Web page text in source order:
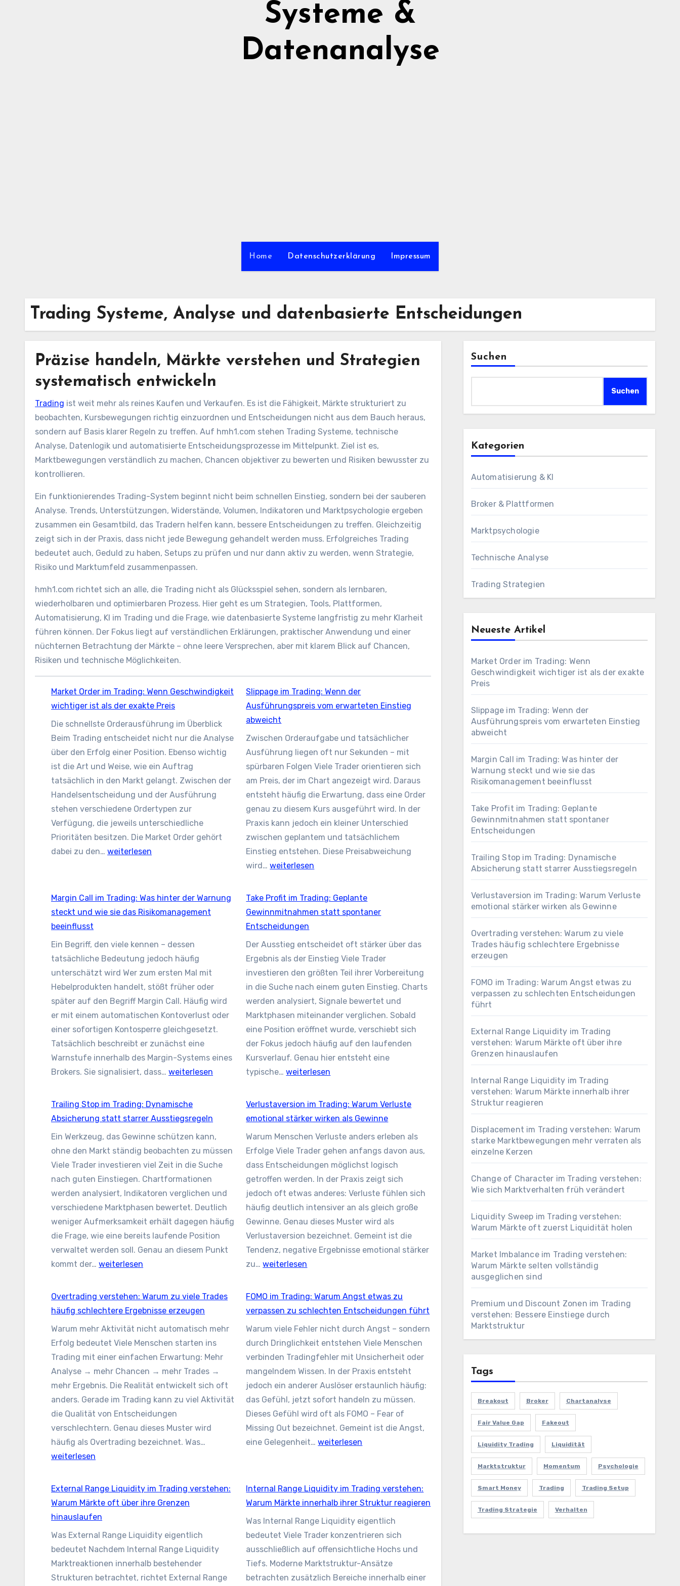
Systeme &
Datenanalyse
Home Datenschutzerklärung Impressum
Trading Systeme, Analyse und datenbasierte Entscheidungen
Präzise handeln, Märkte verstehen und Strategien
systematisch entwickeln
Trading ist weit mehr als reines Kaufen und Verkaufen. Es ist die Fähigkeit, Märkte strukturiert zu
beobachten, Kursbewegungen richtig einzuordnen und Entscheidungen nicht aus dem Bauch heraus,
sondern auf Basis klarer Regeln zu treffen. Auf hmh1.com stehen Trading Systeme, technische
Analyse, Datenlogik und automatisierte Entscheidungsprozesse im Mittelpunkt. Ziel ist es,
Marktbewegungen verständlich zu machen, Chancen objektiver zu bewerten und Risiken bewusster zu
kontrollieren.
Ein funktionierendes Trading-System beginnt nicht beim schnellen Einstieg, sondern bei der sauberen
Analyse. Trends, Unterstützungen, Widerstände, Volumen, Indikatoren und Marktpsychologie ergeben
zusammen ein Gesamtbild, das Tradern helfen kann, bessere Entscheidungen zu treffen. Gleichzeitig
zeigt sich in der Praxis, dass nicht jede Bewegung gehandelt werden muss. Erfolgreiches Trading
bedeutet auch, Geduld zu haben, Setups zu prüfen und nur dann aktiv zu werden, wenn Strategie,
Risiko und Marktumfeld zusammenpassen.
hmh1.com richtet sich an alle, die Trading nicht als Glücksspiel sehen, sondern als lernbaren,
wiederholbaren und optimierbaren Prozess. Hier geht es um Strategien, Tools, Plattformen,
Automatisierung, KI im Trading und die Frage, wie datenbasierte Systeme langfristig zu mehr Klarheit
führen können. Der Fokus liegt auf verständlichen Erklärungen, praktischer Anwendung und einer
nüchternen Betrachtung der Märkte – ohne leere Versprechen, aber mit klarem Blick auf Chancen,
Risiken und technische Möglichkeiten.
Market Order im Trading: Wenn Geschwindigkeit
wichtiger ist als der exakte Preis
Die schnellste Orderausführung im Überblick
Beim Trading entscheidet nicht nur die Analyse
über den Erfolg einer Position. Ebenso wichtig
ist die Art und Weise, wie ein Auftrag
tatsächlich in den Markt gelangt. Zwischen der
Handelsentscheidung und der Ausführung
stehen verschiedene Ordertypen zur
Verfügung, die jeweils unterschiedliche
Prioritäten besitzen. Die Market Order gehört
dabei zu den… Market
Trading:
Wenn
ist
als
der
exakte
Preis
weiterlesen
Slippage im Trading: Wenn der
Ausführungspreis vom erwarteten Einstieg
abweicht
Zwischen Orderaufgabe und tatsächlicher
Ausführung liegen oft nur Sekunden – mit
spürbaren Folgen Viele Trader orientieren sich
am Preis, der im Chart angezeigt wird. Daraus
entsteht häufig die Erwartung, dass eine Order
genau zu diesem Kurs ausgeführt wird. In der
Praxis kann jedoch ein kleiner Unterschied
zwischen geplantem und tatsächlichem
Einstieg entstehen. Diese Preisabweichung
wird…Slippage
Trading:
Wenn
der
vom
erwarteten
Einstieg
abweicht
weiterlesen
Margin Call im Trading: Was hinter der Warnung
steckt und wie sie das Risikomanagement
beeinflusst
Ein Begriff, den viele kennen – dessen
tatsächliche Bedeutung jedoch häufig
unterschätzt wird Wer zum ersten Mal mit
Hebelprodukten handelt, stößt früher oder
später auf den Begriff Margin Call. Häufig wird
er mit einem automatischen Kontoverlust oder
einer sofortigen Kontosperre gleichgesetzt.
Tatsächlich beschreibt er zunächst eine
Warnstufe innerhalb des Margin-Systems eines
Brokers. Sie signalisiert, dass… Margin
im
Trading:
hinter
der
Warnung
steckt
und
wie
sie
das
Risikomanagement
weiterlesen
Take Profit im Trading: Geplante
Gewinnmitnahmen statt spontaner
Entscheidungen
Der Ausstieg entscheidet oft stärker über das
Ergebnis als der Einstieg Viele Trader
investieren den größten Teil ihrer Vorbereitung
in die Suche nach einem guten Einstieg. Charts
werden analysiert, Signale bewertet und
Marktphasen miteinander verglichen. Sobald
eine Position eröffnet wurde, verschiebt sich
der Fokus jedoch häufig auf den laufenden
Kursverlauf. Genau hier entsteht eine
typische…Take
im
Trading:
Gewinnmitnahmen
statt
spontaner
Entscheidungen
weiterlesen
Trailing Stop im Trading: Dynamische
Absicherung statt starrer Ausstiegsregeln
Ein Werkzeug, das Gewinne schützen kann,
ohne den Markt ständig beobachten zu müssen
Viele Trader investieren viel Zeit in die Suche
nach guten Einstiegen. Chartformationen
werden analysiert, Indikatoren verglichen und
verschiedene Marktphasen bewertet. Deutlich
weniger Aufmerksamkeit erhält dagegen häufig
die Frage, wie eine bereits laufende Position
verwaltet werden soll. Genau an diesem Punkt
kommt der… Trailing
Trading:
Absicherung
statt
starrer
Ausstiegsregeln
weiterlesen
Verlustaversion im Trading: Warum Verluste
emotional stärker wirken als Gewinne
Warum Menschen Verluste anders erleben als
Erfolge Viele Trader gehen anfangs davon aus,
dass Entscheidungen möglichst logisch
getroffen werden. In der Praxis zeigt sich
jedoch oft etwas anderes: Verluste fühlen sich
häufig deutlich intensiver an als gleich große
Gewinne. Genau dieses Muster wird als
Verlustaversion bezeichnet. Gemeint ist die
Tendenz, negative Ergebnisse emotional stärker
zu…Verlustaversion
Trading:
emotional
stärker
wirken
als
Gewinne
weiterlesen
Overtrading verstehen: Warum zu viele Trades
häufig schlechtere Ergebnisse erzeugen
Warum mehr Aktivität nicht automatisch mehr
Erfolg bedeutet Viele Menschen starten ins
Trading mit einer einfachen Erwartung: Mehr
Analyse → mehr Chancen → mehr Trades →
mehr Ergebnis. Die Realität entwickelt sich oft
anders. Gerade im Trading kann zu viel Aktivität
die Qualität von Entscheidungen
verschlechtern. Genau dieses Muster wird
häufig als Overtrading bezeichnet. Was…
Overtrading
zu
schlechtere
Ergebnisse
weiterlesen
FOMO im Trading: Warum Angst etwas zu
verpassen zu schlechten Entscheidungen führt
Warum viele Fehler nicht durch Angst – sondern
durch Dringlichkeit entstehen Viele Menschen
verbinden Tradingfehler mit Unsicherheit oder
mangelndem Wissen. In der Praxis entsteht
jedoch ein anderer Auslöser erstaunlich häufig:
das Gefühl, jetzt sofort handeln zu müssen.
Dieses Gefühl wird oft als FOMO – Fear of
Missing Out bezeichnet. Gemeint ist die Angst,
eine Gelegenheit…FOMO
Warum
Angst
zu
verpassen
zu
schlechten
Entscheidungen
weiterlesen
External Range Liquidity im Trading verstehen:
Warum Märkte oft über ihre Grenzen
hinauslaufen
Was External Range Liquidity eigentlich
bedeutet Nachdem Internal Range Liquidity
Marktreaktionen innerhalb bestehender
Strukturen betrachtet, richtet External Range
Internal Range Liquidity im Trading verstehen:
Warum Märkte innerhalb ihrer Struktur reagieren
Was Internal Range Liquidity eigentlich
bedeutet Viele Trader konzentrieren sich
ausschließlich auf offensichtliche Hochs und
Tiefs. Moderne Marktstruktur-Ansätze
betrachten zusätzlich Bereiche innerhalb einer
Suchen
Suchen
Kategorien
Automatisierung & KI
Broker & Plattformen
Marktpsychologie
Technische Analyse
Trading Strategien
Neueste Artikel
Market Order im Trading: Wenn
Geschwindigkeit wichtiger ist als der exakte
Preis
Slippage im Trading: Wenn der
Ausführungspreis vom erwarteten Einstieg
abweicht
Margin Call im Trading: Was hinter der
Warnung steckt und wie sie das
Risikomanagement beeinflusst
Take Profit im Trading: Geplante
Gewinnmitnahmen statt spontaner
Entscheidungen
Trailing Stop im Trading: Dynamische
Absicherung statt starrer Ausstiegsregeln
Verlustaversion im Trading: Warum Verluste
emotional stärker wirken als Gewinne
Overtrading verstehen: Warum zu viele
Trades häufig schlechtere Ergebnisse
erzeugen
FOMO im Trading: Warum Angst etwas zu
verpassen zu schlechten Entscheidungen
führt
External Range Liquidity im Trading
verstehen: Warum Märkte oft über ihre
Grenzen hinauslaufen
Internal Range Liquidity im Trading
verstehen: Warum Märkte innerhalb ihrer
Struktur reagieren
Displacement im Trading verstehen: Warum
starke Marktbewegungen mehr verraten als
einzelne Kerzen
Change of Character im Trading verstehen:
Wie sich Marktverhalten früh verändert
Liquidity Sweep im Trading verstehen:
Warum Märkte oft zuerst Liquidität holen
Market Imbalance im Trading verstehen:
Warum Märkte selten vollständig
ausgeglichen sind
Premium und Discount Zonen im Trading
verstehen: Bessere Einstiege durch
Marktstruktur
Tags
Breakout Broker Chartanalyse
Fair Value Gap Fakeout
Liquidity Trading Liquidität
Marktstruktur Momentum Psychologie
Smart Money Trading Trading Setup
Trading Strategie Verhalten